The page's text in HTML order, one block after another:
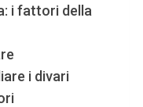
i fattori della
i divari